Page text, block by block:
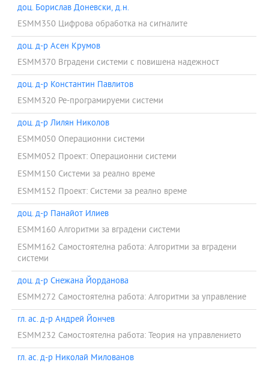
доц. Борислав Доневски, д.н.
ESMM350 Цифрова обработка на сигналите
доц. д-р Асен Крумов
ESMM370 Вградени системи с повишена надежност
доц. д-р Константин Павлитов
ESMM320 Ре-програмируеми системи
доц. д-р Лилян Николов
ESMM050 Операционни системи
ESMM052 Проект: Операционни системи
ESMM150 Системи за реално време
ESMM152 Проект: Системи за реално време
доц. д-р Панайот Илиев
ESMM160 Алгоритми за вградени системи
ESMM162 Самостоятелна работа: Алгоритми за вградени
системи
доц. д-р Снежана Йорданова
ESMM272 Самостоятелна работа: Алгоритми за управление
гл. ас. д-р Андрей Йончев
ESMM232 Самостоятелна работа: Теория на управлението
гл. ас. д-р Николай Милованов